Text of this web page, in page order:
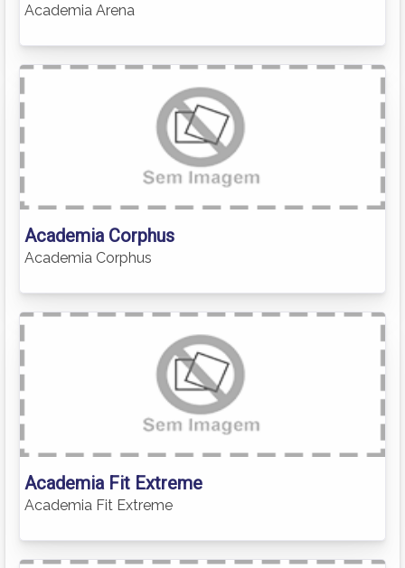
Academia Arena
Academia Corphus
Academia Corphus
Academia Fit Extreme
Academia Fit Extreme